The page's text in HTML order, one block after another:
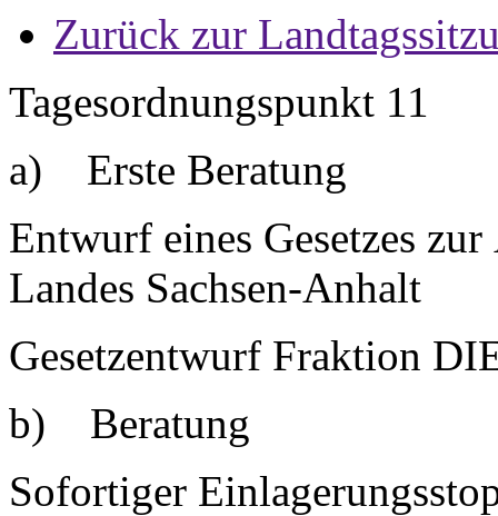
Zurück zur
Tagesordnungspunkt 11
a) Erste Beratung
Entwurf eines Gesetzes
Landes Sachsen-Anhalt
Gesetzentwurf Fraktion
b) Beratung
Sofortiger